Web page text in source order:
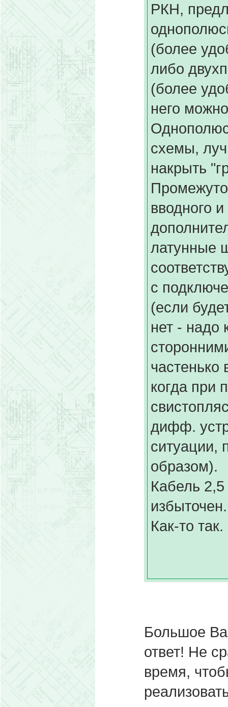
РКН,
(более
либо
(более
него
схемы,
накрыть
вводного
латунные
с
(если
нет - надо
когда при
дифф.
ситуации,
образом).
Кабель
избыточен.
Как-то так.
Большое
ответ! Не
время,